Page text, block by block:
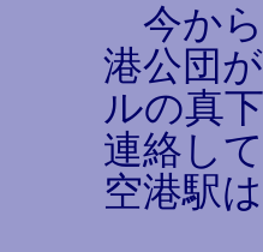
今から
港公団
ルの真
連絡し
空港駅